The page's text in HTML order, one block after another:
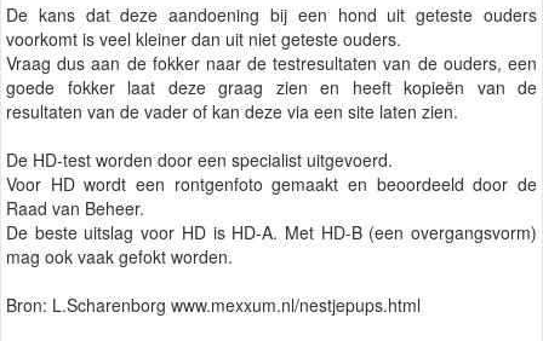
De kans dat deze aandoening bij een hond uit geteste ouders
voorkomt is veel kleiner dan uit niet geteste ouders.
Vraag dus aan de fokker naar de testresultaten van de ouders, een
goede fokker laat deze graag zien en heeft kopieën van de
resultaten van de vader of kan deze via een site laten zien.
De HD-test worden door een specialist uitgevoerd.
Voor HD wordt een rontgenfoto gemaakt en beoordeeld door de
Raad van Beheer.
De beste uitslag voor HD is HD-A. Met HD-B (een overgangsvorm)
mag ook vaak gefokt worden.
Bron: L.Scharenborg www.mexxum.nl/nestjepups.html